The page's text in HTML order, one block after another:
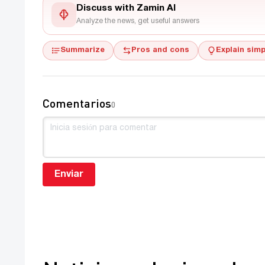
Discuss with Zamin AI
Analyze the news, get useful answers
Summarize Pros and cons Explain
Comentarios0
Enviar